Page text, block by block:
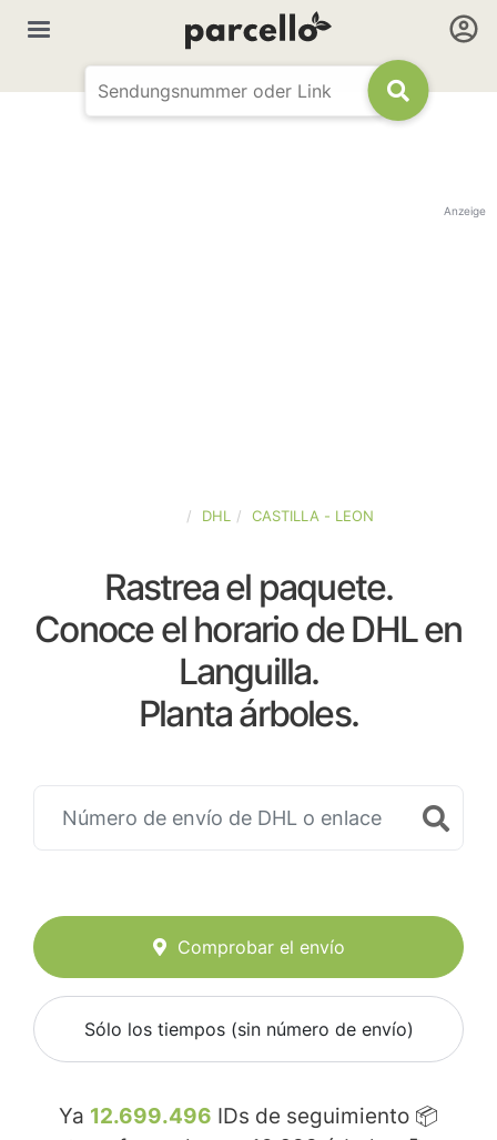
Anzeige
DHL CASTILLA - LEON
Rastrea el paquete.
Conoce el horario de DHL en
Languilla.
Planta árboles.
Comprobar el envío
Sólo los tiempos (sin número de envío)
Ya 12.699.496 IDs de seguimiento 📦